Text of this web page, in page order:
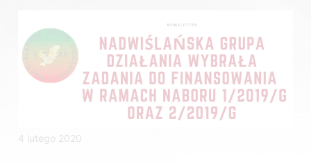
4 lutego 2020